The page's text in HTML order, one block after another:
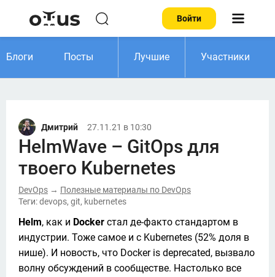
Войти
Блоги Посты Лучшие Участники
Дмитрий 27.11.21 в 10:30
HelmWave – GitOps для
твоего Kubernetes
DevOps → Полезные материалы по DevOps
Теги: devops, git, kubernetes
Helm, как и Docker стал де-факто стандартом в
индустрии. Тоже самое и с Kubernetes (52% доля в
нише). И новость, что Docker is deprecated, вызвало
волну обсуждений в сообществе. Настолько все